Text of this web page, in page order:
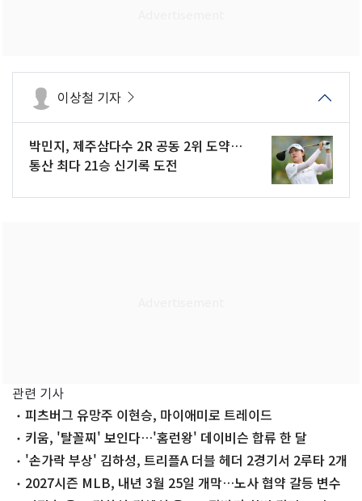
이상철 기자
박민지, 제주삼다수 2R 공동 2위 도약…
통산 최다 21승 신기록 도전
관련 기사
피츠버그 유망주 이현승, 마이애미로 트레이드
키움, '탈꼴찌' 보인다…'홈런왕' 데이비슨 합류 한 달
'손가락 부상' 김하성, 트리플A 더블 헤더 2경기서 2루타 2개
2027시즌 MLB, 내년 3월 25일 개막…노사 협약 갈등 변수